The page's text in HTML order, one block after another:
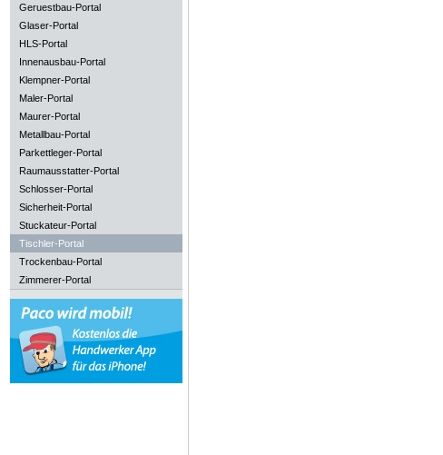
Geruestbau-Portal
Glaser-Portal
HLS-Portal
Innenausbau-Portal
Klempner-Portal
Maler-Portal
Maurer-Portal
Metallbau-Portal
Parkettleger-Portal
Raumausstatter-Portal
Schlosser-Portal
Sicherheit-Portal
Stuckateur-Portal
Tischler-Portal
Trockenbau-Portal
Zimmerer-Portal